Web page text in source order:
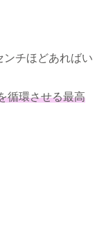
チほどあればい
循環させる最高